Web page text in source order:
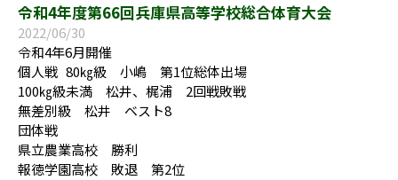
令和4年度第66回兵庫県高等学校総合体育大会
2022/06/30
令和4年6月開催
個人戦 80㎏級 小嶋 第1位総体出場
100㎏級未満 松井、梶浦 2回戦敗戦
無差別級 松井 ベスト8
団体戦
県立農業高校 勝利
報徳学園高校 敗退 第2位